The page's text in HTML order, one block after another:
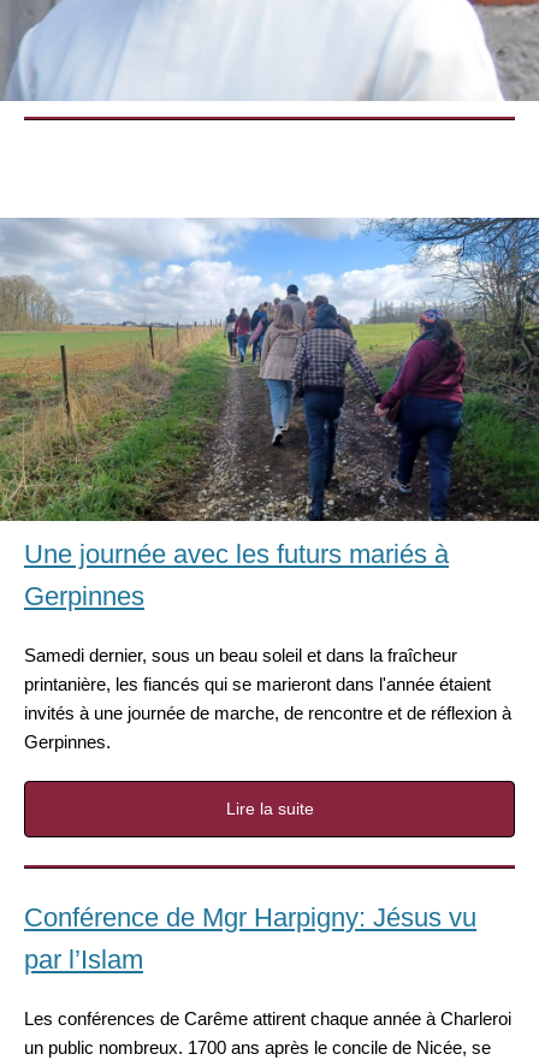
Une journée avec les futurs mariés à
Gerpinnes
Samedi dernier, sous un beau soleil et dans la fraîcheur
printanière, les fiancés qui se marieront dans l'année étaient
invités à une journée de marche, de rencontre et de réflexion à
Gerpinnes.
Lire la suite
Conférence de Mgr Harpigny: Jésus vu
par l’Islam
Les conférences de Carême attirent chaque année à Charleroi
un public nombreux. 1700 ans après le concile de Nicée, se